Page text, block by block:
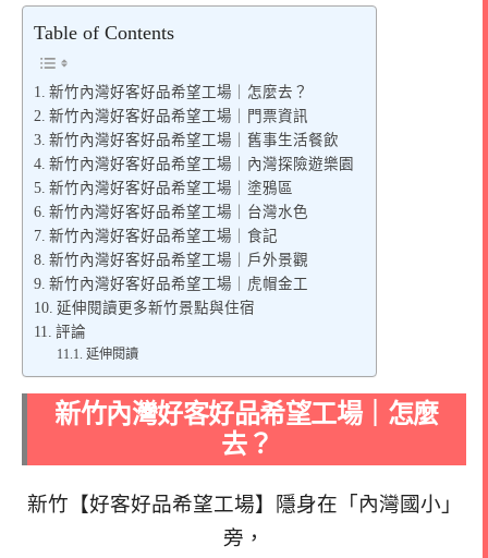
Table of Contents
新竹內灣好客好品希望工場｜怎麼去？
新竹內灣好客好品希望工場｜門票資訊
新竹內灣好客好品希望工場｜舊事生活餐飲
新竹內灣好客好品希望工場｜內灣探險遊樂園
新竹內灣好客好品希望工場｜塗鴉區
新竹內灣好客好品希望工場｜台灣水色
新竹內灣好客好品希望工場｜食記
新竹內灣好客好品希望工場｜戶外景觀
新竹內灣好客好品希望工場｜虎帽金工
延伸閱讀更多新竹景點與住宿
評論
延伸閱讀
新竹內灣好客好品希望工場｜怎麼
去？
新竹【好客好品希望工場】隱身在「內灣國小」
旁，